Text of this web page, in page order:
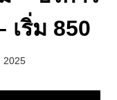
เริ่ม 850
2025